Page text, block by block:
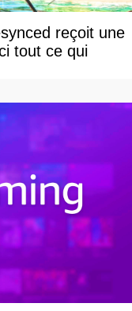
reçoit une
tout ce qui